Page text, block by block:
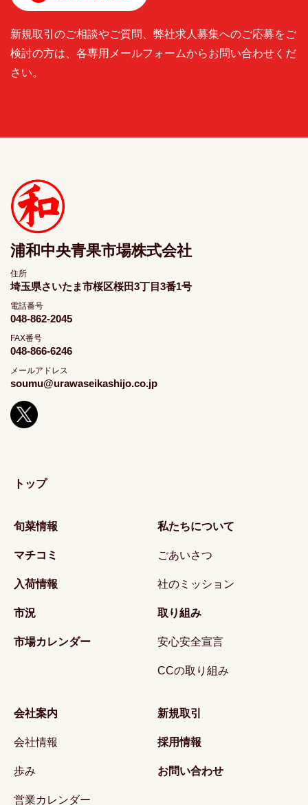
新規取引のご相談やご質問、弊社求人募集へのご応募をご
検討の方は、各専用メールフォームからお問い合わせくだ
さい。
浦和中央青果市場株式会社
住所
埼玉県さいたま市桜区桜田3丁目3番1号
電話番号
048-862-2045
FAX番号
048-866-6246
メールアドレス
soumu@urawaseikashijo.co.jp
トップ
旬菜情報
マチコミ
入荷情報
市況
市場カレンダー
私たちについて
ごあいさつ
社のミッション
取り組み
安心安全宣言
CCの取り組み
会社案内
会社情報
歩み
営業カレンダー
新規取引
採用情報
お問い合わせ